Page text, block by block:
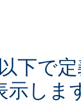
下で
示しま